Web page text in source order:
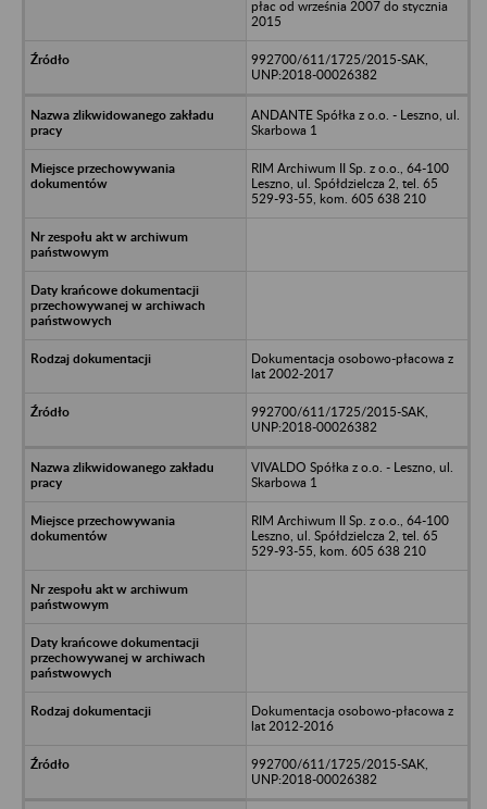
płac od września 2007 do stycznia
2015
992700/611/1725/2015-SAK,
UNP:2018-00026382
ANDANTE Spółka z o.o. - Leszno, ul.
Skarbowa 1
RIM Archiwum II Sp. z o.o., 64-100
Leszno, ul. Spółdzielcza 2, tel. 65
529-93-55, kom. 605 638 210
Dokumentacja osobowo-płacowa z
lat 2002-2017
992700/611/1725/2015-SAK,
UNP:2018-00026382
VIVALDO Spółka z o.o. - Leszno, ul.
Skarbowa 1
RIM Archiwum II Sp. z o.o., 64-100
Leszno, ul. Spółdzielcza 2, tel. 65
529-93-55, kom. 605 638 210
Dokumentacja osobowo-płacowa z
lat 2012-2016
992700/611/1725/2015-SAK,
UNP:2018-00026382